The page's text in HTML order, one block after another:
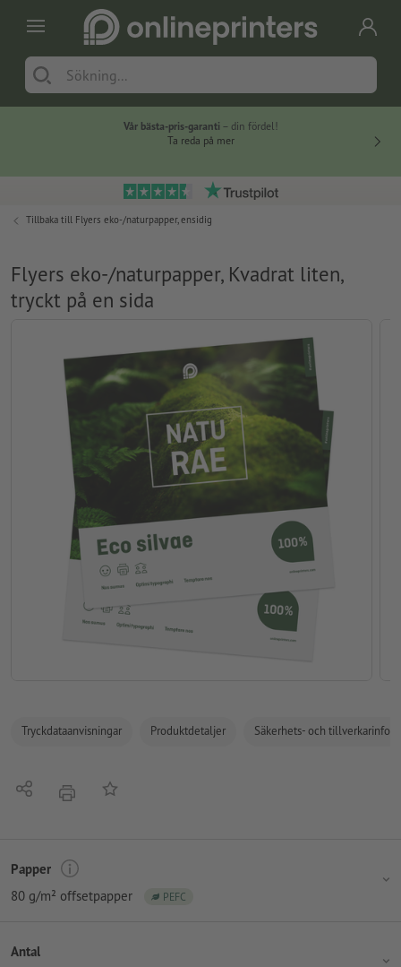
Vår bästa-pris-garanti – din fördel!
Ta reda på mer
Tillbaka till Flyers eko-/naturpapper, ensidig
Flyers eko-/naturpapper, Kvadrat liten,
tryckt på en sida
Tryckdataanvisningar Produktdetaljer Säkerhets- och
Dela erbjudandePå anteckningslistan
Papper
80 g/m² offsetpapper
PEFC
Antal